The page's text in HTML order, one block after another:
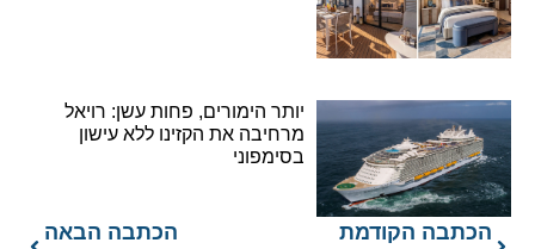
יותר הימורים, פחות עשן: רויאל
מרחיבה את הקזינו ללא עישון
בסימפוני
הכתבה הקודמת הכתבה הבאה